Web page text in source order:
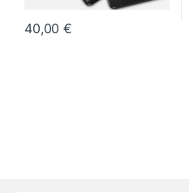
40,00€
This product has multiple